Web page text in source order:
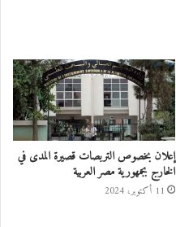
إعلان بخصوص التربصات قصيرة المدى في
الخارج بجمهورية مصر العربية
11 أكتوبر، 2024